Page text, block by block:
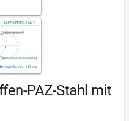
PAZ-Stahl mit